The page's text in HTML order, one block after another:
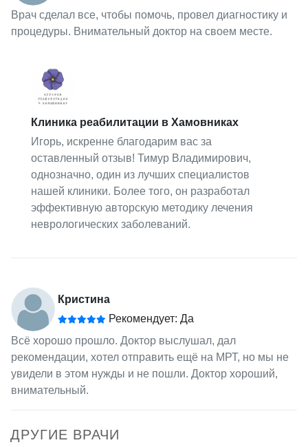
Врач сделал все, чтобы помочь, провел диагностику и
процедуры. Внимательный доктор на своем месте.
Клиника реабилитации в Хамовниках
Игорь, искренне благодарим вас за
оставленный отзыв! Тимур Владимирович,
однозначно, один из лучших специалистов
нашей клиники. Более того, он разработал
эффективную авторскую методику лечения
неврологических заболеваний.
Кристина
Рекомендует: Да
Всё хорошо прошло. Доктор выслушал, дал
рекомендации, хотел отправить ещё на МРТ, но мы не
увидели в этом нужды и не пошли. Доктор хороший,
внимательный.
ДРУГИЕ ВРАЧИ